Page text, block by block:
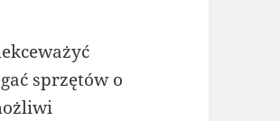
sprzętów o